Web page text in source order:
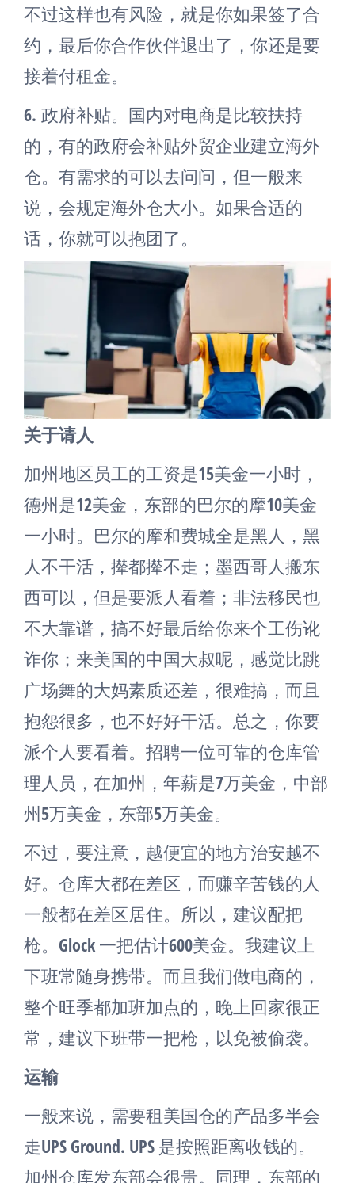
不过这样也有风险，就是你如果签了合
约，最后你合作伙伴退出了，你还是要
接着付租金。
6. 政府补贴。国内对电商是比较扶持
的，有的政府会补贴外贸企业建立海外
仓。有需求的可以去问问，但一般来
说，会规定海外仓大小。如果合适的
话，你就可以抱团了。
关于请人
加州地区员工的工资是15美金一小时，
德州是12美金，东部的巴尔的摩10美金
一小时。巴尔的摩和费城全是黑人，黑
人不干活，撵都撵不走；墨西哥人搬东
西可以，但是要派人看着；非法移民也
不大靠谱，搞不好最后给你来个工伤讹
诈你；来美国的中国大叔呢，感觉比跳
广场舞的大妈素质还差，很难搞，而且
抱怨很多，也不好好干活。总之，你要
派个人要看着。招聘一位可靠的仓库管
理人员，在加州，年薪是7万美金，中部
州5万美金，东部5万美金。
不过，要注意，越便宜的地方治安越不
好。仓库大都在差区，而赚辛苦钱的人
一般都在差区居住。所以，建议配把
枪。Glock 一把估计600美金。我建议上
下班常随身携带。而且我们做电商的，
整个旺季都加班加点的，晚上回家很正
常，建议下班带一把枪，以免被偷袭。
运输
一般来说，需要租美国仓的产品多半会
走UPS Ground. UPS 是按照距离收钱的。
加州仓库发东部会很贵。同理，东部的